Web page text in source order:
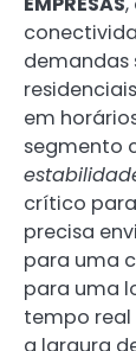
demandas
em
segmento
crítico
precisa
para uma
para uma
tempo real
a largura